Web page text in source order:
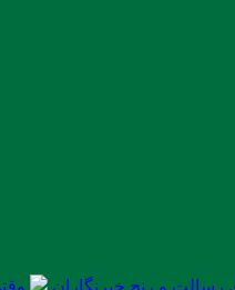
رسالت و رنج خبرنگاران